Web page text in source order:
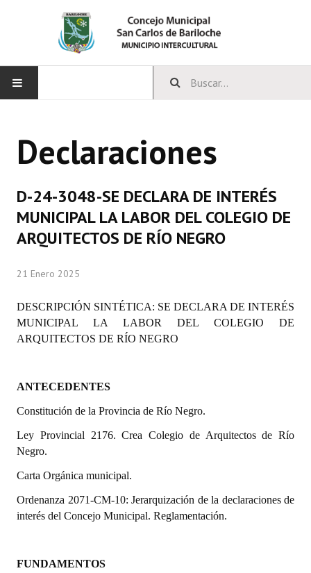
CONCEJO
Integrantes del Concejo
Comisiones Permanentes
Comisiones Especiales
Concejales Mandato Cumplido
Programas
Constitución Nacional
Constitución Provincial
Carta Orgánica 2007
Reglamento Interno
Digesto
DOCUMENTOS
Declaraciones
D-24-3048-SE DECLARA DE INTERÉS
MUNICIPAL LA LABOR DEL COLEGIO DE
ARQUITECTOS DE RÍO NEGRO
21 Enero 2025
DESCRIPCIÓN SINTÉTICA: SE DECLARA DE INTERÉS
MUNICIPAL LA LABOR DEL COLEGIO DE
ARQUITECTOS DE RÍO NEGRO
ANTECEDENTES
Constitución de la Provincia de Río Negro.
Ley Provincial 2176. Crea Colegio de Arquitectos de Río
Negro.
Carta Orgánica municipal.
Ordenanza 2071-CM-10: Jerarquización de la declaraciones de
interés del Concejo Municipal. Reglamentación.
FUNDAMENTOS